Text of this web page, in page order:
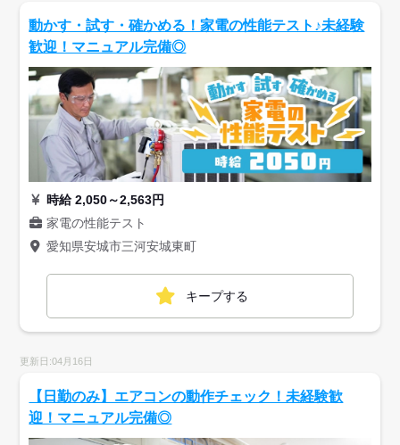
動かす・試す・確かめる！家電の性能テスト♪未経験
歓迎！マニュアル完備◎
時給 2,050～2,563円
家電の性能テスト
愛知県安城市三河安城東町
キープする
更新日:04月16日
【日勤のみ】エアコンの動作チェック！未経験歓
迎！マニュアル完備◎